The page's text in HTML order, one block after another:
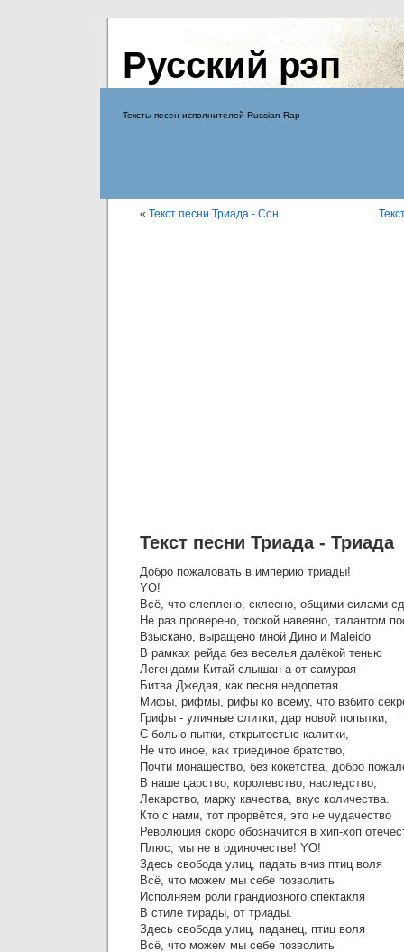
Русский рэп
Тексты песен исполнителей Russian Rap
« Текст песни Триада - Сон
Текст песни Триада - Триада
Добро пожаловать в империю триады!
YO!
Всё, что слеплено, склеено, общими силами
Не раз проверено, тоской навеяно, талантом
Взыскано, выращено мной Дино и Maleido
В рамках рейда без веселья далёкой тенью
Легендами Китай слышан а-от самурая
Битва Джедая, как песня недопетая.
Мифы, рифмы, рифы ко всему, что взбито
Грифы - уличные слитки, дар новой попытки,
С болью пытки, открытостью калитки,
Не что иное, как триединое братство,
Почти монашество, без кокетства, добро
В наше царство, королевство, наследство,
Лекарство, марку качества, вкус количества.
Кто с нами, тот прорвётся, это не чудачество
Революция скоро обозначится в хип-хоп
Плюс, мы не в одиночестве! YO!
Здесь свобода улиц, падать вниз птиц воля
Всё, что можем мы себе позволить
Исполняем роли грандиозного спектакля
В стиле тирады, от триады.
Здесь свобода улиц, паданец, птиц воля
Всё, что можем мы себе позволить